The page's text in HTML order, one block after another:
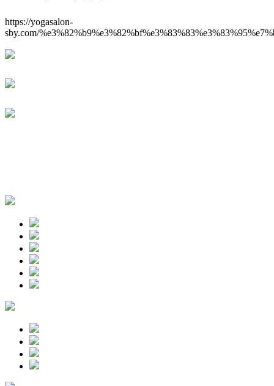
https://yogasalon-
sby.com/